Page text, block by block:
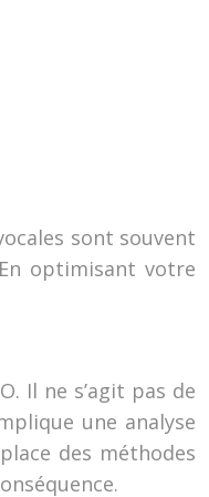
sont souvent
optimisant votre
Il ne s’agit pas de
une analyse
des méthodes